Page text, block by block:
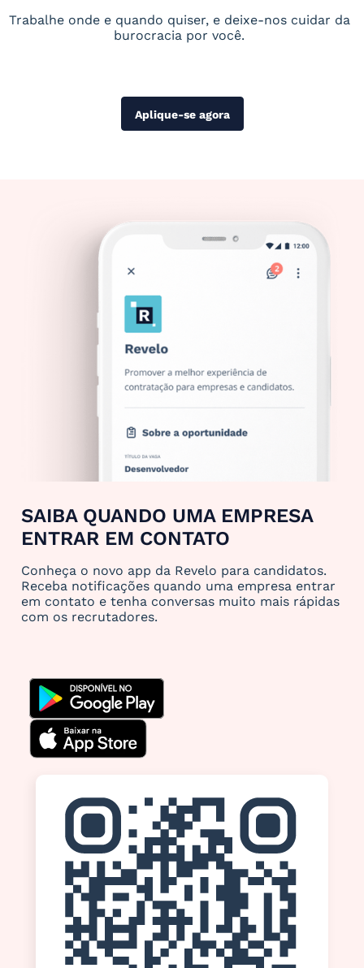
Trabalhe onde e quando quiser, e deixe-nos cuidar da
burocracia por você.
Aplique-se agora
SAIBA QUANDO UMA EMPRESA
ENTRAR EM CONTATO
Conheça o novo app da Revelo para candidatos.
Receba notificações quando uma empresa entrar
em contato e tenha conversas muito mais rápidas
com os recrutadores.